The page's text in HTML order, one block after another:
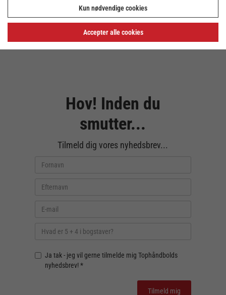
Hov! Inden du
smutter...
Tilmeld dig vores nyhedsbrev...
Ja tak - jeg vil gerne tilmelde mig Tophåndbolds
nyhedsbrev! *
Kun nødvendige cookies
Accepter alle cookies